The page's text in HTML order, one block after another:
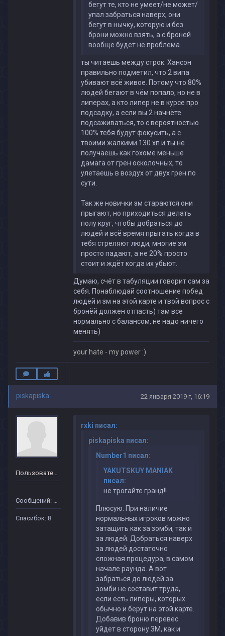
бегут те, кто не умеет/не может/
упал забраться наверх, они
бегут в нычку, которую и без
брони можно взять, а с броней
вообще будет не проблема.
ты читаешь между строк. Хансон
правильно подметил, что 2 випа
убивают всё живое. Потому что 80%
людей бегают в чём попало, но не в
липерах, а кто липер не в курсе про
подсадку, а если вы 2 начнёте
подсаживаться, то с вероятностью
100% тебя будут фокусить, а с
твоими жалкими 130 хп и ты не
получаешь как гохоме меньше
дамага от грен осколочных, то
улетаешь в воздух от двух грен по
сути.
Так же новички зм стараются они
прыгают, но приходиться делать
полу круг, чтобы добраться до
людей и всё время прыгать когда в
тебя стреляют люди, многие зм
просто падают, а не 20% просто
стоит и ждёт когда их убьют.
Думаю, счёт в табуляции говорит сам за
себя. Понаблюдай соотношение побед
людей и зм на этой карте и твой вопрос с
бронёй должен отпасть) там все
нормально с балансом, не надо ничего
менять)
your hate - my power :)
piskapiska 22 января 2019 г, 16:19
Пользователь
Сообщений: 40
Спасибок: 8
rxki писал:
piskapiska писал:
Number1 писал:
YAKUTSKUY MANIAK
писал:
не трогайте гранд!!
Плюсую. При наличие
нормальных игроков можно
затащить как за зомби, так и
за людей. Добраться наверх
за людей достаточно
сложная процедура, в самом
начале раунда. А вот
забраться до людей за
зомби не составит труда,
если есть липеры, которых
обычно и берут на этой карте.
Добавив броню перевес
уйдет в сторону ЗМ, как и